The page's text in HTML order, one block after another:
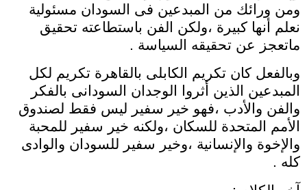
ومن ورائك من المبدعين فى السودان مسئولية
نعلم أنها كبيرة ،ولكن الفن باستطاعته تحقيق
ماتعجز عن تحقيقه السياسة .
وبالفعل كان تكريم الكابلى بالقاهرة تكريم لكل
المبدعين الذين أثروا الوجدان السودانى بالفكر
والفن والأدب ،فهو خير سفير ليس فقط لصندوق
الأمم المتحدة للسكان ،ولكنه خير سفير للمحبة
والإخوة والإنسانية ،وخير سفير للسودان والوادى
كله .